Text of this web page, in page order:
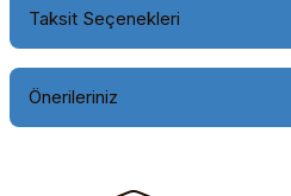
Taksit Seçenekleri
Önerileriniz